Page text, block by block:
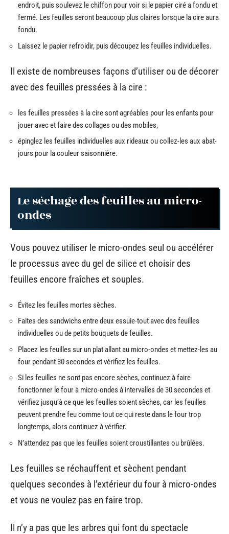
endroit, puis soulevez le chiffon pour voir si le papier ciré a fondu et
fermé. Les feuilles seront beaucoup plus claires lorsque la cire aura
fondu.
Laissez le papier refroidir, puis découpez les feuilles individuelles.
Il existe de nombreuses façons d’utiliser ou de décorer
avec des feuilles pressées à la cire :
les feuilles pressées à la cire sont agréables pour les enfants pour
jouer avec et faire des collages ou des mobiles,
épinglez les feuilles individuelles aux rideaux ou collez-les aux abat-
jours pour la couleur saisonnière.
Le séchage des feuilles au micro-
ondes
Vous pouvez utiliser le micro-ondes seul ou accélérer
le processus avec du gel de silice et choisir des
feuilles encore fraîches et souples.
Évitez les feuilles mortes sèches.
Faites des sandwichs entre deux essuie-tout avec des feuilles
individuelles ou de petits bouquets de feuilles.
Placez les feuilles sur un plat allant au micro-ondes et mettez-les au
four pendant 30 secondes et vérifiez les feuilles.
Si les feuilles ne sont pas encore sèches, continuez à faire
fonctionner le four à micro-ondes à intervalles de 30 secondes et
vérifiez jusqu’à ce que les feuilles soient sèches, car les feuilles
peuvent prendre feu comme tout ce qui reste dans le four trop
longtemps, alors continuez à vérifier.
N’attendez pas que les feuilles soient croustillantes ou brûlées.
Les feuilles se réchauffent et sèchent pendant
quelques secondes à l’extérieur du four à micro-ondes
et vous ne voulez pas en faire trop.
Il n’y a pas que les arbres qui font du spectacle